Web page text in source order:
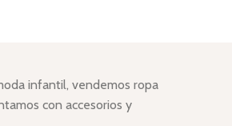
infantil, vendemos ropa
con accesorios y